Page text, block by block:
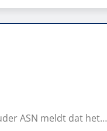
ASN meldt dat het…